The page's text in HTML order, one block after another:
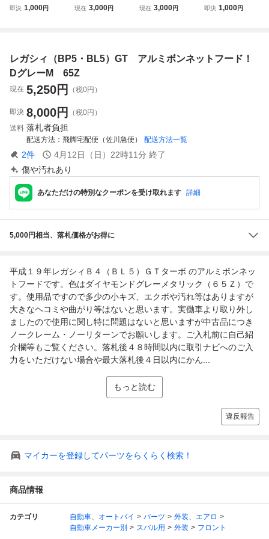
BL5） 左リアク
即決 1,000円
BL５） 右フロン
現在 3,000円
BL5） 右フロン
現在 3,000円
BL5） 右リアク
即決 1,000円
レガシィ（BP5・BL5）GT アルミボンネットフード！
DグレーM 65Z
現在 5,250円 （税0円）
即決 8,000円
（税0円）
送料 落札者負担
配送方法 飛脚宅配便（佐川急便） 配送方法一覧
2件 4月12日（日）22時11分 終了
傷や汚れあり
あなただけの特別なクーポンを受け取れます 詳細
5,000円相当、落札価格がお得に
平成１９年レガシィＢ４（ＢＬ５）ＧＴターボ のアルミボンネッ
トフードです。色はダイヤモンドグレーメタリック（６５Ｚ）で
す。使用品ですので多少の小キズ、エクボや汚れ等はありますが
大きなヘコミや曲がり等はないと思います。実働車より取り外し
ましたので使用に関し特に問題はないと思いますが中古品につき
ノークレーム・ノーリターンでお願いします。ご入札前に自己紹
介欄等もご覧ください。落札後４８時間以内に取引ナビへのご入
力をいただけない場合や最大落札後４日以内にかん...
もっと読む
違反報告
マイカーを登録してパーツをらくらく検索！
商品情報
カテゴリ 自動車、オートバイ パーツ
外装、エアロ
自動車メーカー別
スバル用 外装 フロント